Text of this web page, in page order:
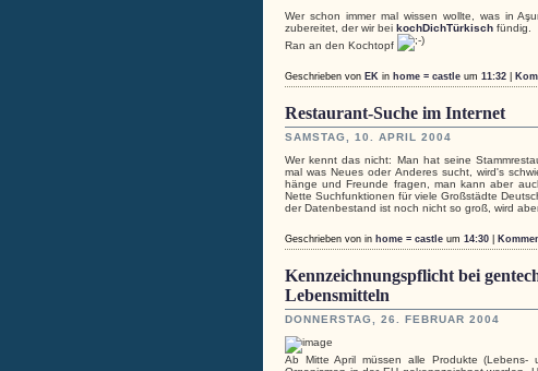
Wer schon immer mal wissen wollte, was in
zubereitet, der wir bei kochDichTürkischfündig.
Ran an den Kochtopf
Geschrieben von EK in home = castleum 11:32|
Restaurant-Suche im Internet
SAMSTAG, 10. APRIL 2004
Wer kennt das nicht: Man hat seine
mal was Neues oder Anderes sucht, wird's
hänge und Freunde fragen, man kann aber
Nette Suchfunktionen für viele Großstädte
der Datenbestand ist noch nicht so groß, wird
Geschrieben von in home = castleum 14:30|
Kennzeichnungspflicht bei
Lebensmitteln
DONNERSTAG, 26. FEBRUAR 2004
Ab Mitte April müssen alle Produkte (Lebens-